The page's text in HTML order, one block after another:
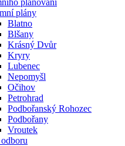
plánování
plány
Blatno
Blšany
Krásný Dvůr
Kryry
Lubenec
Nepomyšl
Očihov
Petrohrad
Podbořanský Rohozec
Podbořany
Vroutek